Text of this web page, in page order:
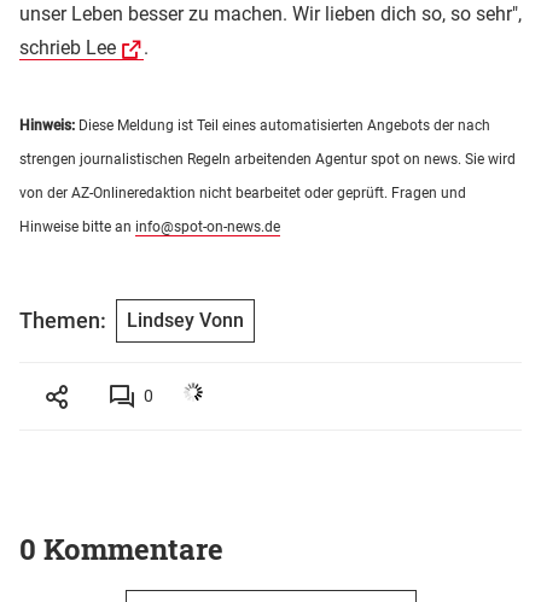
unser Leben besser zu machen. Wir lieben dich so, so sehr",
schrieb Lee
.
Hinweis: Diese Meldung ist Teil eines automatisierten Angebots der nach
strengen journalistischen Regeln arbeitenden Agentur spot on news. Sie wird
von der AZ-Onlineredaktion nicht bearbeitet oder geprüft. Fragen und
Hinweise bitte an info@spot-on-news.de
Themen: Lindsey Vonn
0
0 Kommentare